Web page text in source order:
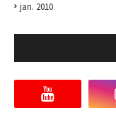
jan. 2010